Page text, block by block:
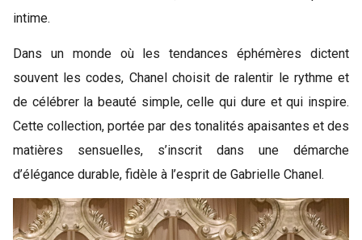
intime.
Dans un monde où les tendances éphémères dictent
souvent les codes, Chanel choisit de ralentir le rythme et
de célébrer la beauté simple, celle qui dure et qui inspire.
Cette collection, portée par des tonalités apaisantes et des
matières sensuelles, s’inscrit dans une démarche
d’élégance durable, fidèle à l’esprit de Gabrielle Chanel.